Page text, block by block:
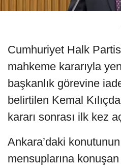
Cumhuriyet Halk
mahkeme kararıyla
başkanlık görevine
belirtilen Kemal
kararı sonrası ilk kez
Ankara’daki
mensuplarına konuşan